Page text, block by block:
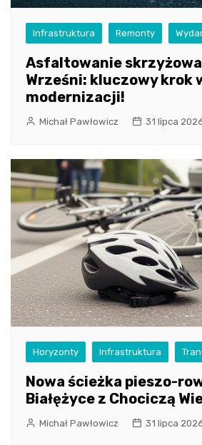
Infrastruktura Remonty
Asfaltowanie
Wrześni: kluczowy krok
modernizacji!
Michał Pawłowicz 31 lipca
Horyzonty Infrastruktura
Nowa ścieżka pieszo-
Białężyce z Chociczą
Michał Pawłowicz 31 lipca